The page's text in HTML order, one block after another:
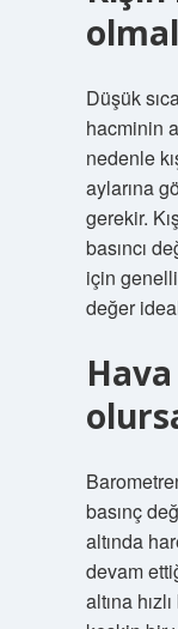
Düşük
hacminin
nedenle
aylarına
gerekir.
basıncı
için
değer
Hava
basınç
altında
devam
altına